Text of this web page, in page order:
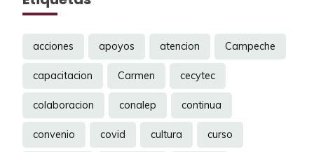
acciones apoyos atencion Campeche
capacitacion Carmen cecytec
colaboracion conalep continua
convenio covid cultura curso